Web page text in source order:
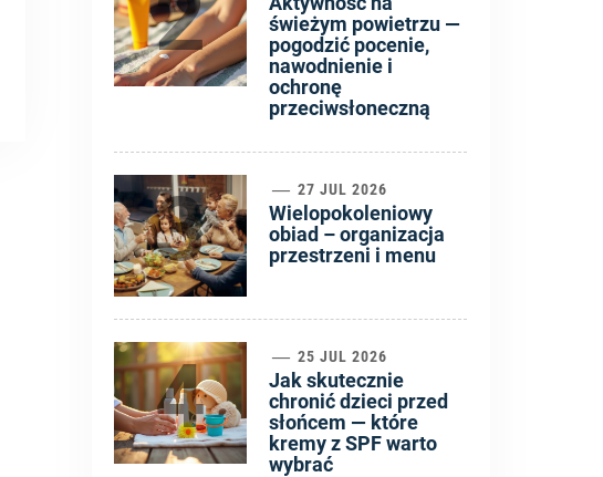
świeżym powietrzu —
pogodzić pocenie,
nawodnienie i
ochronę
przeciwsłoneczną
3 27 JUL 2026
Wielopokoleniowy
obiad – organizacja
przestrzeni i menu
4 25 JUL 2026
Jak skutecznie
chronić dzieci przed
słońcem — które
kremy z SPF warto
wybrać